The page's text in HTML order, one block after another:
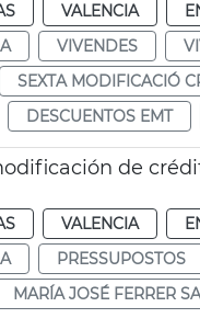
VALENCIA
VIVENDES
SEXTA MODIFICACIÓ
DESCUENTOS EMT
de
VALENCIA
PRESSUPOSTOS
MARÍA JOSÉ FERRER